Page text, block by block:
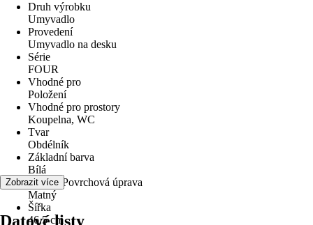
Druh výrobku
Umyvadlo
Provedení
Umyvadlo na desku
Série
FOUR
Vhodné pro
Položení
Vhodné pro prostory
Koupelna, WC
Tvar
Obdélník
Základní barva
Bílá
Povrch/Povrchová úprava
Matný
Šířka
46,5 cm
Zobrazit více
Datové listy